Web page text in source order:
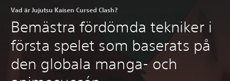
Vad är Jujutsu Kaisen Cursed Clash?
Bemästra fördömda tekniker i
första spelet som baserats på
den globala manga- och